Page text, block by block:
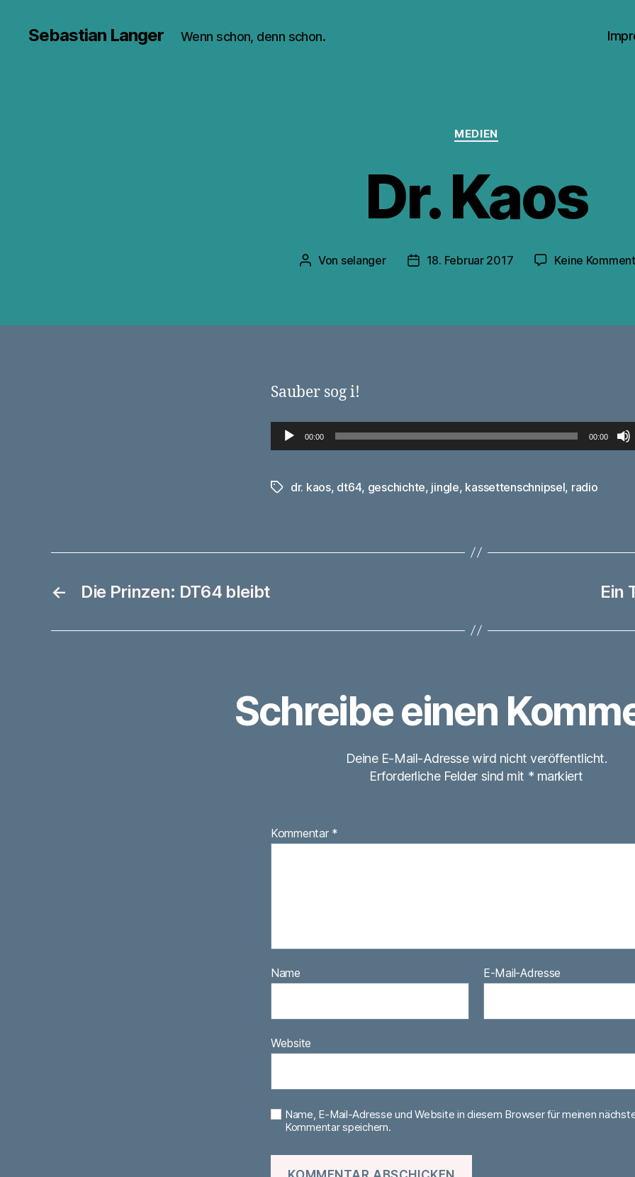
Sebastian Langer Wenn schon, denn schon.
Kategorien
MEDIEN
Dr. Kaos
Beitragsautor
Von selanger Veröffentlichungsdatum
18. Februar 2017 Keine
Sauber sog i!
00:00 00:00
Schlagwörter
dr. kaos, dt64, geschichte, jingle, kassettenschnipsel, radio
← Die Prinzen: DT64 bleibt Ein
Schreibe einen
Deine E-Mail-Adresse wird nicht veröffentlicht.
Erforderliche Felder sind mit *markiert
Kommentar *
Name E-Mail-Adresse
Website
Name, E-Mail-Adresse und Website in diesem Browser für meinen
Kommentar speichern.